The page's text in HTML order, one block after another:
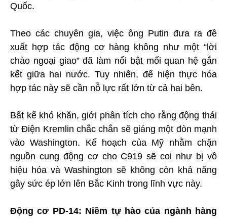
Quốc.
Theo các chuyên gia, việc ông Putin đưa ra đề
xuất hợp tác động cơ hàng không như một “lời
chào ngoại giao” đã làm nổi bật mối quan hệ gắn
kết giữa hai nước. Tuy nhiên, để hiện thực hóa
hợp tác này sẽ cần nỗ lực rất lớn từ cả hai bên.
Bất kể khó khăn, giới phân tích cho rằng động thái
từ Điện Kremlin chắc chắn sẽ giáng một đòn mạnh
vào Washington. Kế hoạch của Mỹ nhằm chặn
nguồn cung động cơ cho C919 sẽ coi như bị vô
hiệu hóa và Washington sẽ không còn khả năng
gây sức ép lớn lên Bắc Kinh trong lĩnh vực này.
Động cơ PD-14: Niềm tự hào của ngành hàng